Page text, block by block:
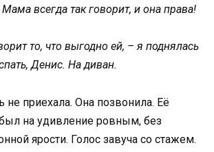
всегда так говорит, и она права!
то, что выгодно ей, – я поднялась
Денис. На диван.
не приехала. Она позвонила. Её
на удивление ровным, без
ярости. Голос завуча со стажем.